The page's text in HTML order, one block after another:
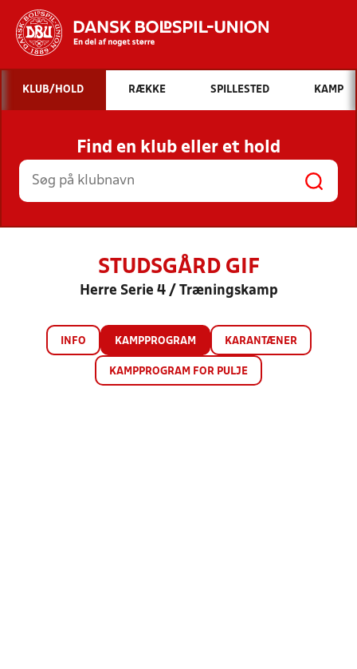
Hvad vil du søge efter?
INDHOLD OG NYHEDER
STILLINGER, RESULTATER, KLUBBER OG
HOLD
KLUB/HOLD RÆKKE SPILLESTED KAMP
Find en klub eller et hold
STUDSGÅRD GIF
Herre Serie 4 / Træningskamp
INFO KAMPPROGRAM KARANTÆNER
KAMPPROGRAM FOR PULJE